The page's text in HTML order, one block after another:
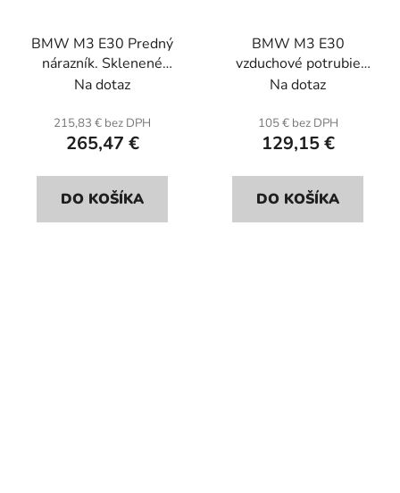
BMW M3 E30 Predný
nárazník. Sklenené
vlákno.
Na dotaz
215,83 € bez DPH
265,47 €
DO KOŠÍKA
BMW M3 E30
vzduchové potrubie
vzduchového boxu č.1.
model na obrázku).
Na dotaz
105 € bez DPH
129,15 €
DO KOŠÍKA